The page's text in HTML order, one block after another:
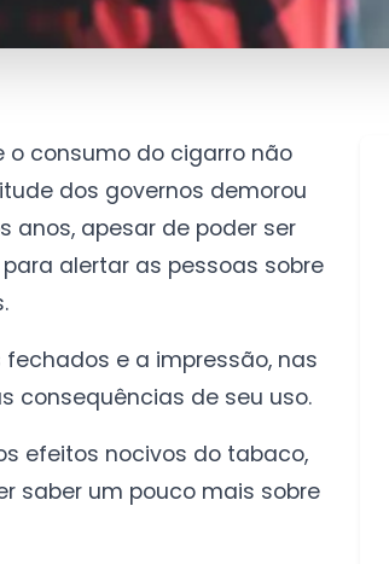
consumo do cigarro não
dos governos demorou
anos, apesar de poder ser
alertar as pessoas sobre
e a impressão, nas
consequências de seu uso.
efeitos nocivos do tabaco,
saber um pouco mais sobre